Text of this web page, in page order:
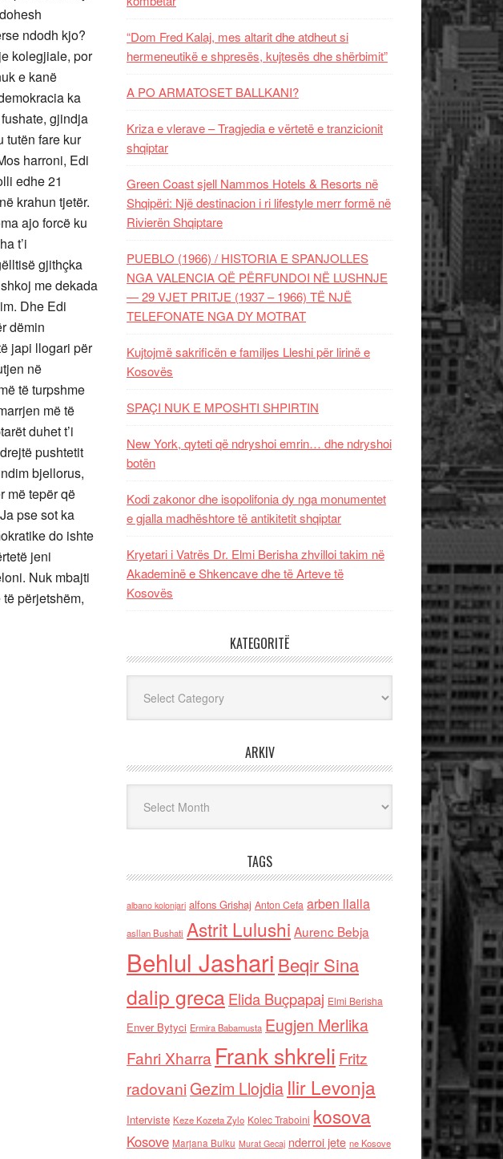
ndodh kjo?
kolegjiale, por
e kanë
ka
gjindja
tutën fare kur
harroni, Edi
edhe 21
krahun tjetër.
ajo forcë ku
t’i
gjithçka
me dekada
Dhe Edi
dëmin
japi llogari për
në
të turpshme
më të
duhet t’i
pushtetit
bjellorus,
më tepër që
pse sot ka
do ishte
jeni
Nuk mbajti
përjetshëm,
“Dom Fred Kalaj, mes altarit dhe atdheut si
hermeneutikë e shpresës, kujtesës dhe shërbimit”
A PO ARMATOSET BALLKANI?
Kriza e vlerave – Tragjedia e vërtetë e tranzicionit
shqiptar
Green Coast sjell Nammos Hotels & Resorts në
Shqipëri: Një destinacion i ri lifestyle merr formë në
Rivierën Shqiptare
PUEBLO (1966) / HISTORIA E SPANJOLLES
NGA VALENCIA QË PËRFUNDOI NË LUSHNJE
— 29 VJET PRITJE (1937 – 1966) TË NJË
TELEFONATE NGA DY MOTRAT
Kujtojmë sakrificën e familjes Lleshi për lirinë e
Kosovës
SPAÇI NUK E MPOSHTI SHPIRTIN
New York, qyteti që ndryshoi emrin… dhe ndryshoi
botën
Kodi zakonor dhe isopolifonia dy nga monumentet
e gjalla madhështore të antikitetit shqiptar
Kryetari i Vatrës Dr. Elmi Berisha zhvilloi takim në
Akademinë e Shkencave dhe të Arteve të
Kosovës
KATEGORITË
ARKIV
TAGS
albano kolonjari alfons Grishaj Anton Cefa arben llalla
asllan Bushati Astrit Lulushi Aurenc Bebja
Behlul Jashari Beqir Sina
dalip grecaElida Buçpapaj Elmi Berisha
Enver Bytyci Ermira Babamusta Eugjen Merlika
Fahri Xharra Frank shkreli Fritz
radovaniGezim Llojdia Ilir Levonja
Interviste Keze Kozeta Zylo Kolec Traboini kosova
Kosove Marjana Bulku Murat Gecaj nderroi jete ne Kosove